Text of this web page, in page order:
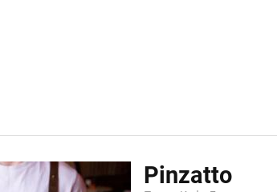
Pinzatto